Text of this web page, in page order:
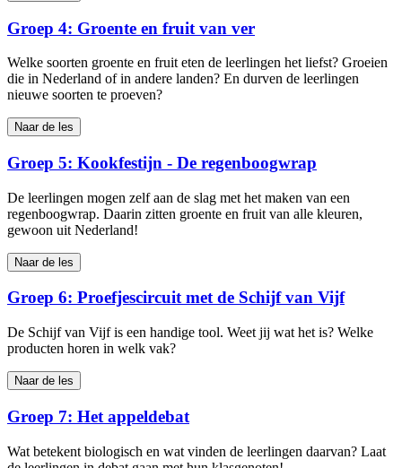
Groep 4: Groente en fruit van ver
Welke soorten groente en fruit eten de leerlingen het liefst? Groeien
die in Nederland of in andere landen? En durven de leerlingen
nieuwe soorten te proeven?
Naar de les
Groep 5: Kookfestijn - De regenboogwrap
De leerlingen mogen zelf aan de slag met het maken van een
regenboogwrap. Daarin zitten groente en fruit van alle kleuren,
gewoon uit Nederland!
Naar de les
Groep 6: Proefjescircuit met de Schijf van Vijf
De Schijf van Vijf is een handige tool. Weet jij wat het is? Welke
producten horen in welk vak?
Naar de les
Groep 7: Het appeldebat
Wat betekent biologisch en wat vinden de leerlingen daarvan? Laat